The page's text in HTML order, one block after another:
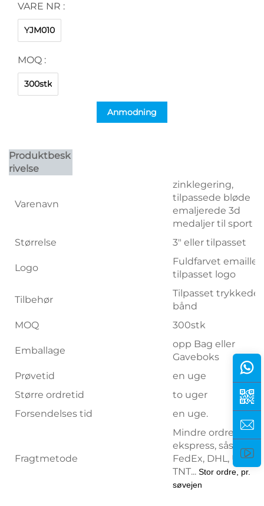
VARE NR :
YJM010
MOQ :
300stk
Anmodning
Produktbesk
rivelse
Varenavn
zinklegering,
tilpassede bløde
emaljerede 3d
medaljer til sport
Størrelse
3" eller tilpasset
Logo
Fuldfarvet emaille
tilpasset logo
Tilbehør
Tilpasset trykkede
bånd
MOQ
300stk
Emballage
opp Bag eller
Gaveboks
Prøvetid
en uge
Større ordretid
to uger
Forsendelses tid
en uge.
Fragtmetode
Mindre ordre, via
ekspress, såsom
FedEx, DHL, UPS,
TNT... Stor ordre, pr.
søvejen